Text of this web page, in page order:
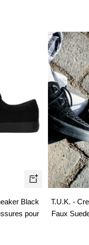
Apercu
Black
pour
T.U.K. -
Faux